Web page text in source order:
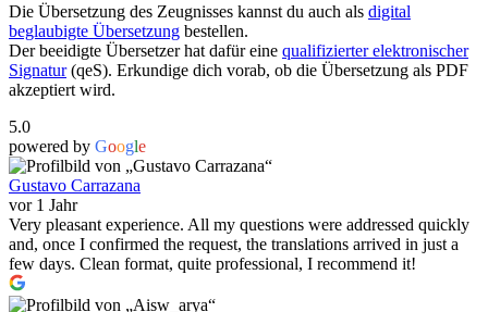
Die Übersetzung des Zeugnisses kannst du auch als digital
beglaubigte Übersetzung bestellen.
Der beeidigte Übersetzer hat dafür eine qualifizierter elektronischer
Signatur(qeS). Erkundige dich vorab, ob die Übersetzung als PDF
akzeptiert wird.
5.0
powered by Google
Gustavo Carrazana
vor 1 Jahr
Very pleasant experience. All my questions were addressed quickly
and, once I confirmed the request, the translations arrived in just a
few days. Clean format, quite professional, I recommend it!